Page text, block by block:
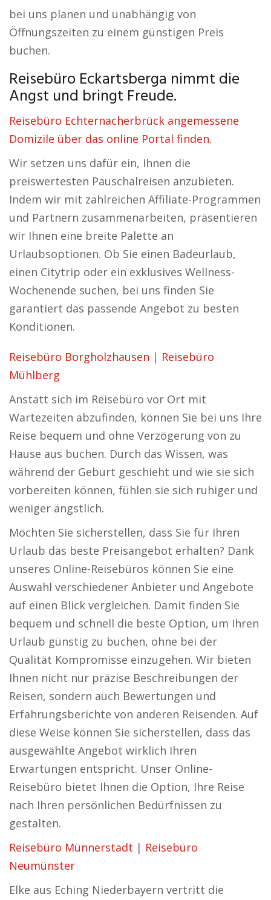
bei uns planen und unabhängig von
Öffnungszeiten zu einem günstigen Preis
buchen.
Reisebüro Eckartsberga nimmt die
Angst und bringt Freude.
Reisebüro Echternacherbrück angemessene
Domizile über das online Portal finden.
Wir setzen uns dafür ein, Ihnen die
preiswertesten Pauschalreisen anzubieten.
Indem wir mit zahlreichen Affiliate-Programmen
und Partnern zusammenarbeiten, präsentieren
wir Ihnen eine breite Palette an
Urlaubsoptionen. Ob Sie einen Badeurlaub,
einen Citytrip oder ein exklusives Wellness-
Wochenende suchen, bei uns finden Sie
garantiert das passende Angebot zu besten
Konditionen.
Reisebüro Borgholzhausen | Reisebüro
Mühlberg
Anstatt sich im Reisebüro vor Ort mit
Wartezeiten abzufinden, können Sie bei uns Ihre
Reise bequem und ohne Verzögerung von zu
Hause aus buchen. Durch das Wissen, was
während der Geburt geschieht und wie sie sich
vorbereiten können, fühlen sie sich ruhiger und
weniger ängstlich.
Möchten Sie sicherstellen, dass Sie für Ihren
Urlaub das beste Preisangebot erhalten? Dank
unseres Online-Reisebüros können Sie eine
Auswahl verschiedener Anbieter und Angebote
auf einen Blick vergleichen. Damit finden Sie
bequem und schnell die beste Option, um Ihren
Urlaub günstig zu buchen, ohne bei der
Qualität Kompromisse einzugehen. Wir bieten
Ihnen nicht nur präzise Beschreibungen der
Reisen, sondern auch Bewertungen und
Erfahrungsberichte von anderen Reisenden. Auf
diese Weise können Sie sicherstellen, dass das
ausgewählte Angebot wirklich Ihren
Erwartungen entspricht. Unser Online-
Reisebüro bietet Ihnen die Option, Ihre Reise
nach Ihren persönlichen Bedürfnissen zu
gestalten.
Reisebüro Münnerstadt | Reisebüro
Neumünster
Elke aus Eching Niederbayern vertritt die